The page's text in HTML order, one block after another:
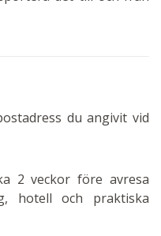
du angivit vid
2 veckor före avresa
hotell och praktiska